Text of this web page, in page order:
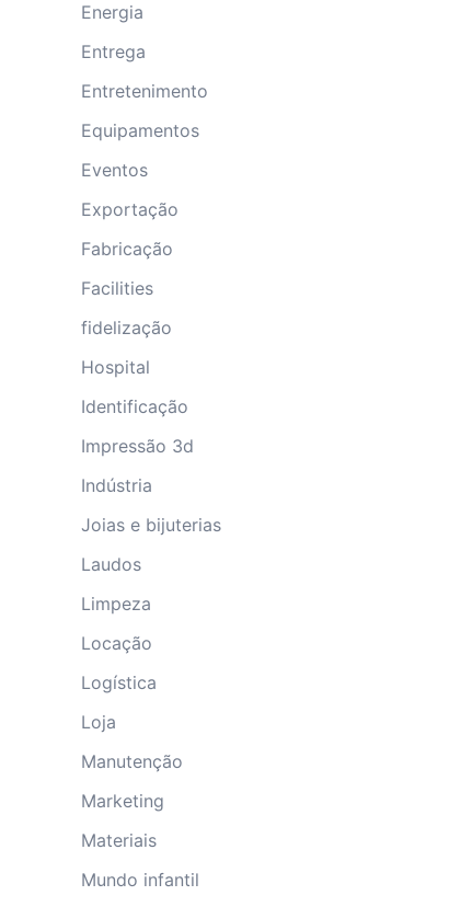
Energia
Entrega
Entretenimento
Equipamentos
Eventos
Exportação
Fabricação
Facilities
fidelização
Hospital
Identificação
Impressão 3d
Indústria
Joias e bijuterias
Laudos
Limpeza
Locação
Logística
Loja
Manutenção
Marketing
Materiais
Mundo infantil